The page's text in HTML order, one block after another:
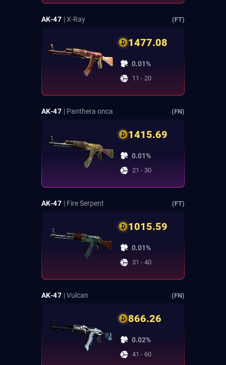
AK-47 | X-Ray (FT)
1477.08
0.01%
11 - 20
AK-47 | Panthera onca (FN)
1415.69
0.01%
21 - 30
AK-47 | Fire Serpent (FT)
1015.59
0.01%
31 - 40
AK-47 | Vulcan (FN)
866.26
0.02%
41 - 60